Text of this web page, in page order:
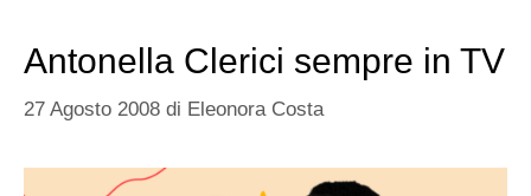
Antonella Clerici sempre in TV
27 Agosto 2008 di Eleonora Costa